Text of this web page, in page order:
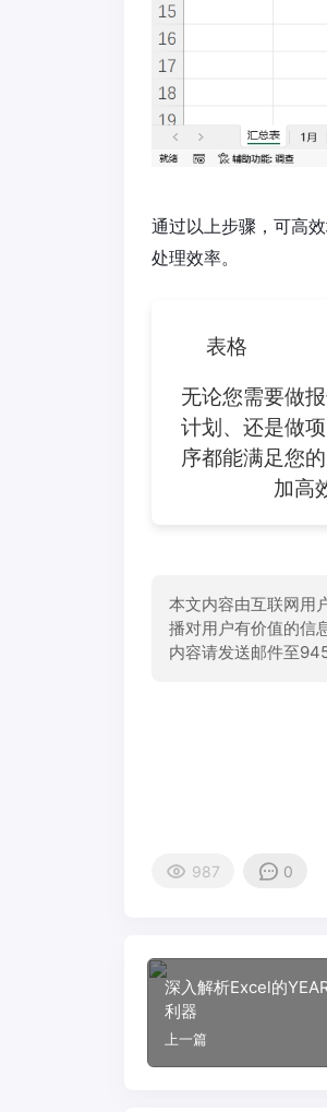
通过以上步骤，可高
处理效率。
表格
无论您需要做
计划、还是做
序都能满足您
加高
本文内容由互联网用
播对用户有价值的信
内容请发送邮件至
987 0
深入解析Excel的
利器
上一篇